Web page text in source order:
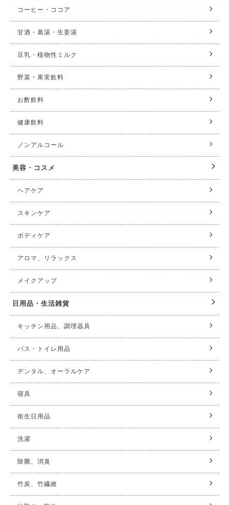
コーヒー・ココア
甘酒・葛湯・生姜湯
豆乳・植物性ミルク
野菜・果実飲料
お酢飲料
健康飲料
ノンアルコール
美容・コスメ
ヘアケア
スキンケア
ボディケア
アロマ、リラックス
メイクアップ
日用品・生活雑貨
キッチン用品、調理器具
バス・トイレ用品
デンタル、オーラルケア
寝具
衛生日用品
洗濯
除菌、消臭
竹炭、竹繊維